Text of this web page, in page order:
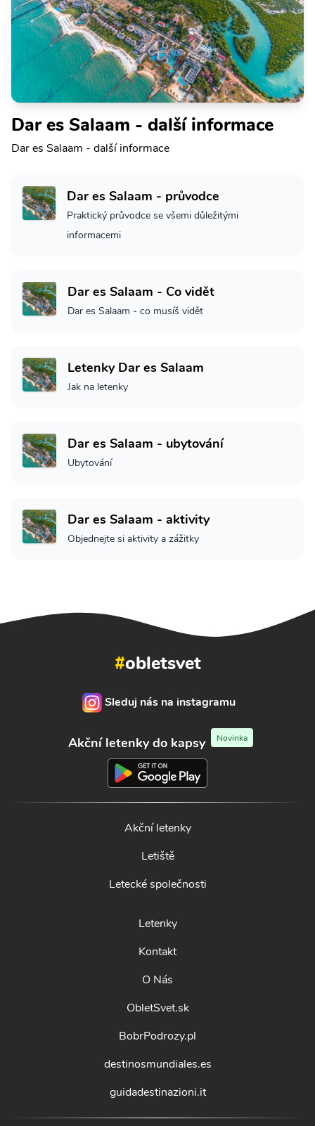
Dar es Salaam - další informace
Dar es Salaam - další informace
Dar es Salaam - průvodce
Praktický průvodce se všemi důležitými
informacemi
Dar es Salaam - Co vidět
Dar es Salaam - co musíš vidět
Letenky Dar es Salaam
Jak na letenky
Dar es Salaam - ubytování
Ubytování
Dar es Salaam - aktivity
Objednejte si aktivity a zážitky
#obletsvet
Sleduj nás na instagramu
Akční letenky do kapsy Novinka
Akční letenky
Letiště
Letecké společnosti
Letenky
Kontakt
O Nás
ObletSvet.sk
BobrPodrozy.pl
destinosmundiales.es
guidadestinazioni.it